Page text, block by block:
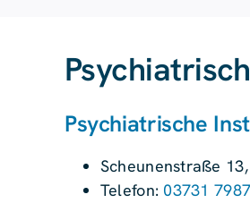
Psychiatrische
Scheunenstraße
Telefon: 03731